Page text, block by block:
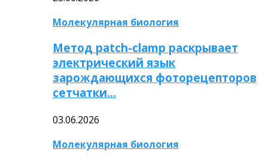
Молекулярная биология
Метод patch-clamp раскрывает
электрический язык
зарождающихся фоторецепторов
сетчатки…
03.06.2026
Молекулярная биология